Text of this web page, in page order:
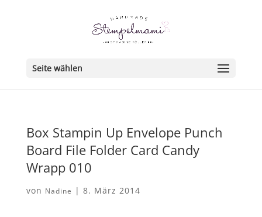
Seite wählen
Box Stampin Up Envelope Punch
Board File Folder Card Candy
Wrapp 010
von Nadine | 8. März 2014